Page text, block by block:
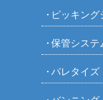
ピッキング
保管システ
パレタイズ